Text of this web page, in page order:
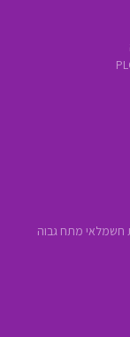
חשמלאי מתח גבוה